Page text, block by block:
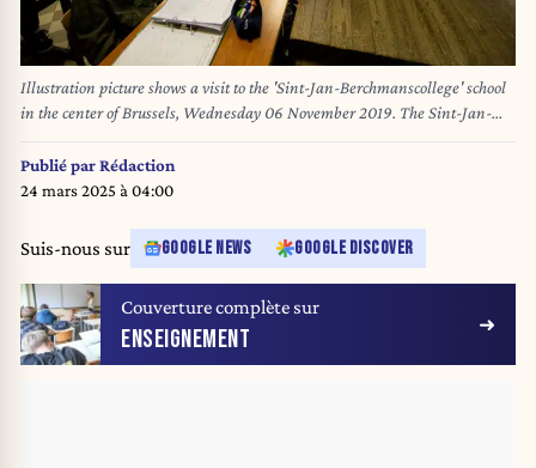
Illustration picture shows a visit to the 'Sint-Jan-Berchmanscollege' school
in the center of Brussels, Wednesday 06 November 2019. The Sint-Jan-
Berchmanscollege is a secondary education school, part of the
Scholengemeenschap voor Katholiek Secundair Onderwijs Sint-Gorik.
BELGA PHOTO NICOLAS MAETERLINCK
Publié parRédaction
24 mars 2025 à 04:00
Suis-nous sur GOOGLE NEWS GOOGLE DISCOVER
Couverture complète sur
ENSEIGNEMENT